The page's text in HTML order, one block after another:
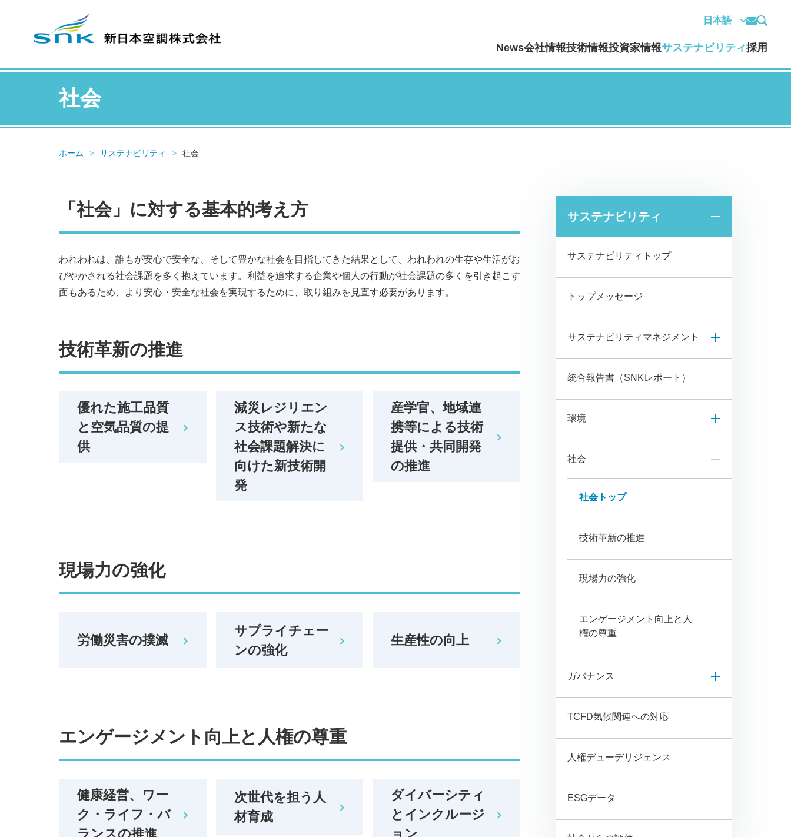
News会社情報技術情報投資家情報サステナビリティ採用
社会
ホーム > サステナビリティ > 社会
「社会」に対する基本的考え方
われわれは、誰もが安心で安全な、そして豊かな社会を目指してきた結果として、われわれの生存や生活がお
びやかされる社会課題を多く抱えています。利益を追求する企業や個人の行動が社会課題の多くを引き起こす
面もあるため、より安心・安全な社会を実現するために、取り組みを見直す必要があります。
技術革新の推進
優れた施工品質
と空気品質の提
供
減災レジリエン
ス技術や新たな
社会課題解決に
向けた新技術開
発
産学官、地域連
携等による技術
提供・共同開発
の推進
現場力の強化
労働災害の撲滅
サプライチェー
ンの強化
生産性の向上
エンゲージメント向上と人権の尊重
健康経営、ワー
ク・ライフ・バ
ランスの推進
次世代を担う人
材育成
ダイバーシティ
とインクルージ
ョン
サステナビリティ
サステナビリティトップ
トップメッセージ
サステナビリティマネジメント
統合報告書（SNKレポート）
環境
社会
社会トップ
技術革新の推進
現場力の強化
エンゲージメント向上と人
権の尊重
ガバナンス
TCFD気候関連への対応
人権デューデリジェンス
ESGデータ